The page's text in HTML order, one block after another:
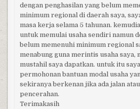
dengan penghasilan yang belum
minimum regional di daerah saya,
masa kerja selama 5 tahunan.
untuk memulai usaha sendiri namun
belum memenuhi minimum regional
menabung guna merintis usaha saya,
mustahil saya dapatkan. untuk itu
permohonan bantuan modal usaha
sekiranya berkenan jika ada jalan
pencerahan.
Terimakasih